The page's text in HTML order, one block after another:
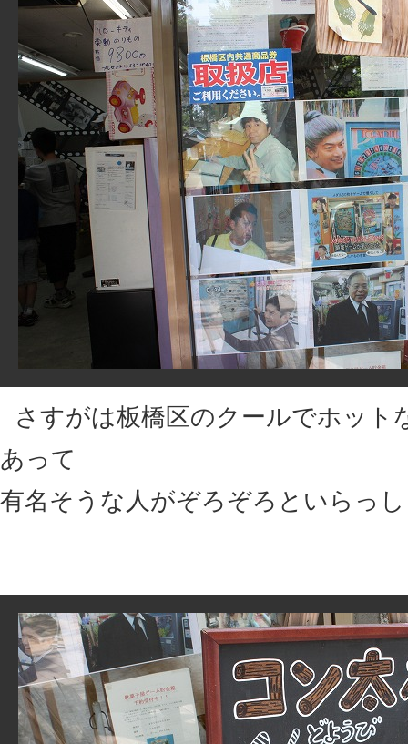
さすがは板橋区のクールでホット
あって
有名そうな人がぞろぞろといらっ